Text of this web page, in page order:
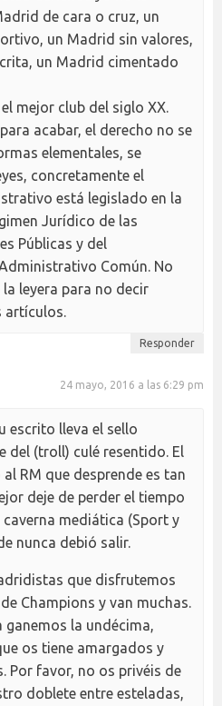
de cara o cruz, un
un Madrid sin valores,
un Madrid cimentado
mejor club del siglo XX.
acabar, el derecho no se
elementales, se
concretamente el
está legislado en la
Jurídico de las
Públicas y del
Común. No
leyera para no decir
artículos.
Responder
24 mayo, 2016 a las 6:29 pm
escrito lleva el sello
del (troll) culé resentido. El
RM que desprende es tan
deje de perder el tiempo
caverna mediática (Sport y
nunca debió salir.
que disfrutemos
Champions y van muchas.
ganemos la undécima,
os tiene amargados y
Por favor, no os privéis de
doblete entre esteladas,